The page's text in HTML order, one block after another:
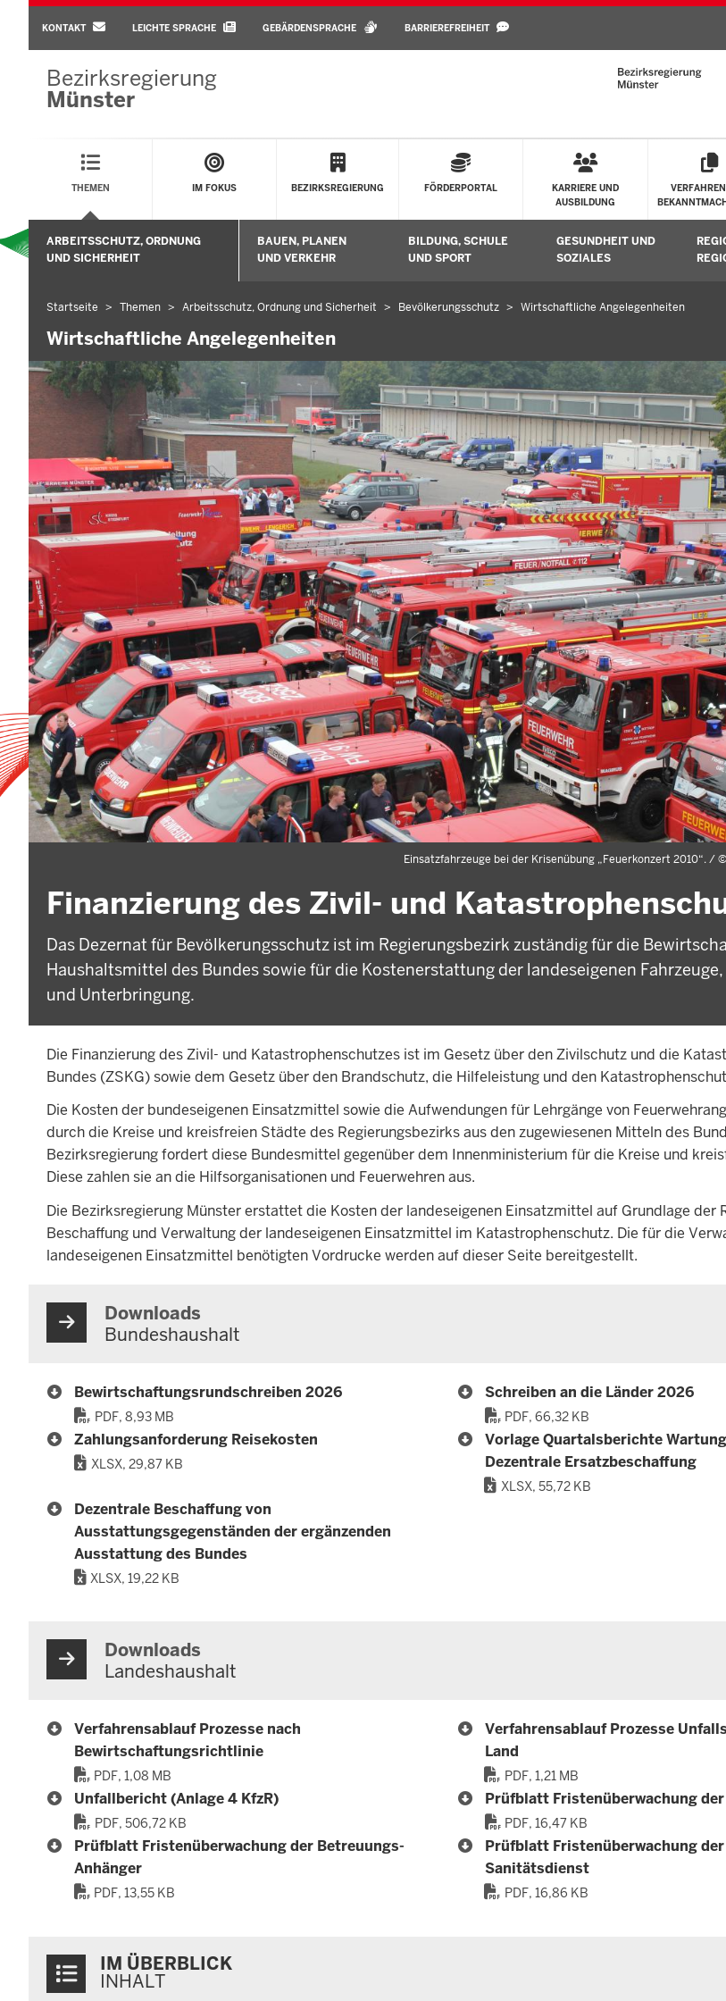
SPRACHEN
KONTAKT LEICHTE SPRACHE GEBÄRDENSPRACHE BARRIEREFREIHEIT
Bezirksregierung
Münster
THEMEN IM FOKUS BEZIRKSREGIERUNG FÖRDERPORTAL
KARRIERE UND
AUSBILDUNG
ARBEITSSCHUTZ, ORDNUNG
UND SICHERHEIT
Untermenü öffnen
BAUEN, PLANEN
UND VERKEHR
Untermenü öffnen
BILDUNG, SCHULE
UND SPORT
Untermenü öffnen
GESUNDHEIT UND
SOZIALES
Sie
befinden
hier
Startseite Themen Arbeitsschutz, Ordnung und Sicherheit Bevölkerungsschutz Wirtschaftliche Angelegenheiten
Wirtschaftliche Angelegenheiten
Einsatzfahrzeuge bei der Krisenübung „Feuerkonzert 2010“. /©
Finanzierung des Zivil- und
Das Dezernat für Bevölkerungsschutz ist im Regierungsbezirk zuständig für die
Haushaltsmittel des Bundes sowie für die Kostenerstattung der landeseigenen
und Unterbringung.
Die Finanzierung des Zivil- und Katastrophenschutzes ist im Gesetz über den Zivilschutz und die
Bundes (ZSKG) sowie dem Gesetz über den Brandschutz, die Hilfeleistung und den
Die Kosten der bundeseigenen Einsatzmittel sowie die Aufwendungen für Lehrgänge von
durch die Kreise und kreisfreien Städte des Regierungsbezirks aus den zugewiesenen Mitteln des
Bezirksregierung fordert diese Bundesmittel gegenüber dem Innenministerium für die Kreise und
Diese zahlen sie an die Hilfsorganisationen und Feuerwehren aus.
Die Bezirksregierung Münster erstattet die Kosten der landeseigenen Einsatzmittel auf Grundlage der
Beschaffung und Verwaltung der landeseigenen Einsatzmittel im Katastrophenschutz. Die für die
landeseigenen Einsatzmittel benötigten Vordrucke werden auf dieser Seite bereitgestellt.
Downloads
Bundeshaushalt
Bewirtschaftungsrundschreiben 2026
PDF, 8,93 MB
Schreiben an die Länder 2026
PDF, 66,32 KB
Zahlungsanforderung Reisekosten
XLSX, 29,87 KB
Vorlage Quartalsberichte
Dezentrale Ersatzbeschaffung
XLSX, 55,72 KB
Dezentrale Beschaffung von
Ausstattungsgegenständen der ergänzenden
Ausstattung des Bundes
XLSX, 19,22 KB
Downloads
Landeshaushalt
Verfahrensablauf Prozesse nach
Bewirtschaftungsrichtlinie
PDF, 1,08 MB
Verfahrensablauf Prozesse
Land
PDF, 1,21 MB
Unfallbericht (Anlage 4 KfzR)
PDF, 506,72 KB
Prüfblatt Fristenüberwachung
PDF, 16,47 KB
Prüfblatt Fristenüberwachung der Betreuungs-
Anhänger
PDF, 13,55 KB
Prüfblatt Fristenüberwachung der
Sanitätsdienst
PDF, 16,86 KB
Inhalte
IM ÜBERBLICK
INHALT